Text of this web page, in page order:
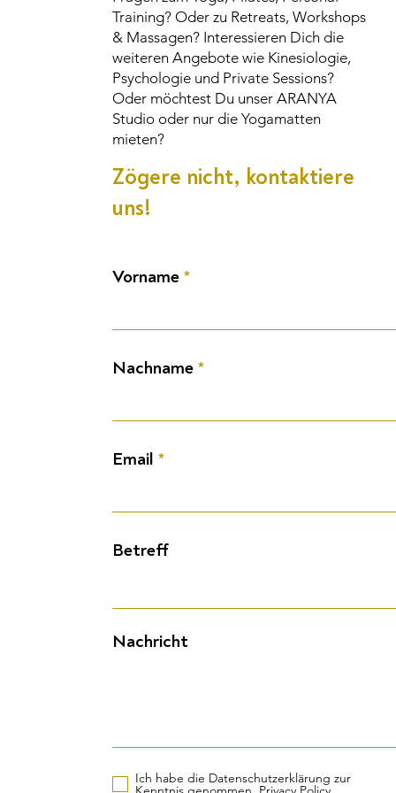
Training? Oder zu Retreats, Workshops
& Massagen? Interessieren Dich die
weiteren Angebote wie Kinesiologie,
Psychologie und Private Sessions?
Oder möchtest Du unser ARANYA
Studio oder nur die Yogamatten
mieten?
Zögere nicht, kontaktiere
uns!
Vorname
Nachname
Email
Betreff
Nachricht
Ich habe die Datenschutzerklärung zur